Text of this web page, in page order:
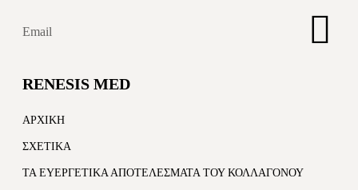
RENESIS MED
ΑΡΧΙΚΉ
ΣΧΕΤΙΚΆ
ΤΑ ΕΥΕΡΓΕΤΙΚΆ ΑΠΟΤΕΛΈΣΜΑΤΑ ΤΟΥ ΚΟΛΛΑΓΌΝΟΥ